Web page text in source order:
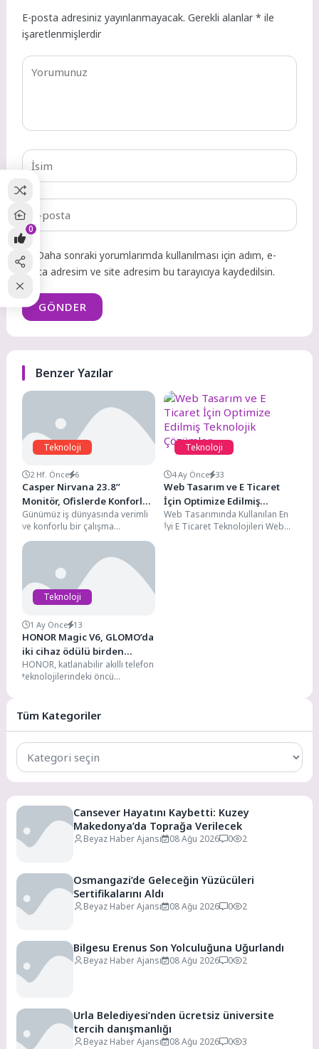
E-posta adresiniz yayınlanmayacak. Gerekli alanlar* ile
işaretlenmişlerdir
Daha sonraki yorumlarımda kullanılması için adım, e-
posta adresim ve site adresim bu tarayıcıya kaydedilsin.
GÖNDER
Benzer Yazılar
Teknoloji
2 Hf. Önce 6
Casper Nirvana 23.8’’
Monitör, Ofislerde Konforlu
ve Kesintisiz Çalışmayı
Destekliyor
Günümüz iş dünyasında verimli
ve konforlu bir çalışma
deneyimi, kullanılan teknolojik
ekipmanların kalitesiyle
doğrudan ilişkili....
Teknoloji
4 Ay Önce 33
Web Tasarım ve E Ticaret
İçin Optimize Edilmiş
Teknolojik Çözümler
Web Tasarımında Kullanılan En
İyi E Ticaret Teknolojileri Web
Teknoloji
1 Ay Önce 13
HONOR Magic V6, GLOMO’da
iki cihaz ödülü birden
kazanan ilk model oldu!
HONOR, katlanabilir akıllı telefon
teknolojilerindeki öncü
Tüm Kategoriler
Tüm
Kategoriler
Cansever Hayatını Kaybetti: Kuzey
Makedonya’da Toprağa Verilecek
Beyaz Haber Ajansı 08 Ağu 2026 0 2
Osmangazi’de Geleceğin Yüzücüleri
Sertifikalarını Aldı
Beyaz Haber Ajansı 08 Ağu 2026 0 2
Bilgesu Erenus Son Yolculuğuna Uğurlandı
Beyaz Haber Ajansı 08 Ağu 2026 0 2
Urla Belediyesi’nden ücretsiz üniversite
tercih danışmanlığı
Beyaz Haber Ajansı 08 Ağu 2026 0 3
0